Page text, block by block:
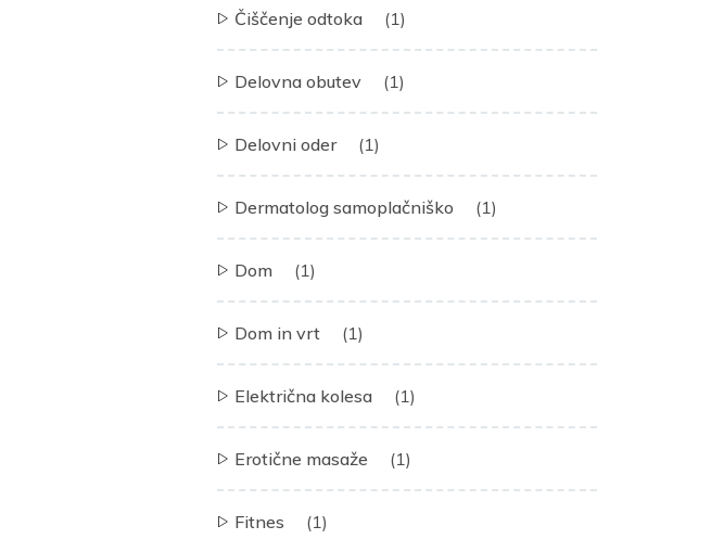
Čiščenje odtoka (1)
Delovna obutev (1)
Delovni oder (1)
Dermatolog samoplačniško (1)
Dom (1)
Dom in vrt (1)
Električna kolesa (1)
Erotične masaže (1)
Fitnes (1)